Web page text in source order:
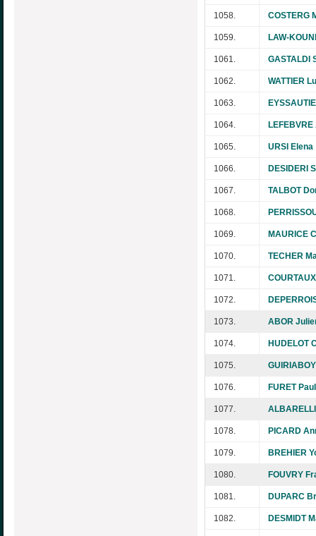
1058. COSTERG
1059. LAW-
1061. GASTALDI
1062. WATTIER
1063.
1064.
1065. URSI Elena
1066. DESIDERI
1067. TALBOT
1068.
1069. MAURICE
1070. TECHER
1071.
1072.
1073. ABOR
1074. HUDELOT
1075.
1076. FURET
1077.
1078. PICARD
1079. BREHIER
1080. FOUVRY
1081. DUPARC
1082. DESMIDT